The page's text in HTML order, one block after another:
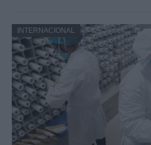
INTERNACIONAL